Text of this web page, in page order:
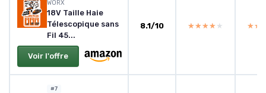
WORX
18V Taille Haie
Télescopique sans
Fil 45...
Voir l'offre
8.1/10 ★★★★★
★★★★★
#7